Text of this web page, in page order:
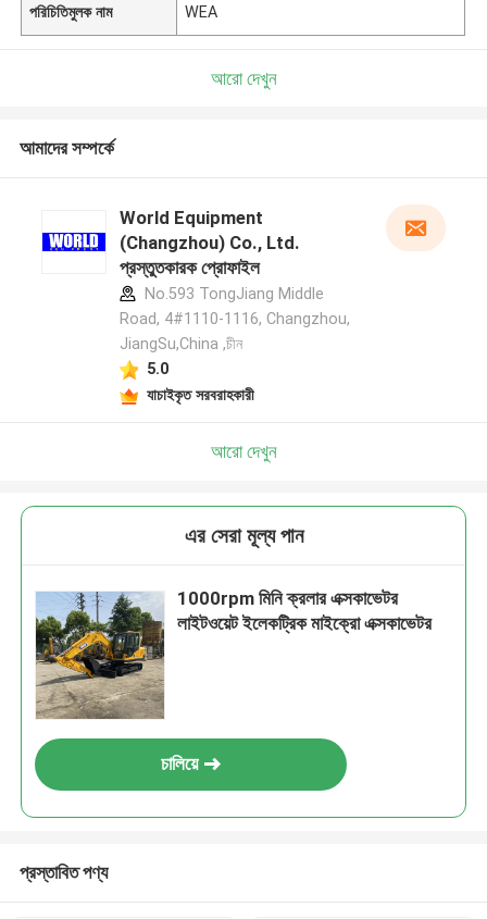
পরিচিতিমুলক নাম WEA
আরো দেখুন
আমাদের সম্পর্কে
World Equipment
(Changzhou) Co., Ltd.
প্রস্তুতকারক প্রোফাইল
No.593 TongJiang Middle
Road, 4#1110-1116, Changzhou,
JiangSu,China ,চীন
5.0
যাচাইকৃত সরবরাহকারী
আরো দেখুন
এর সেরা মূল্য পান
1000rpm মিনি ক্রলার এক্সকাভেটর
লাইটওয়েট ইলেকট্রিক মাইক্রো এক্সকাভেটর
চালিয়ে
প্রস্তাবিত পণ্য